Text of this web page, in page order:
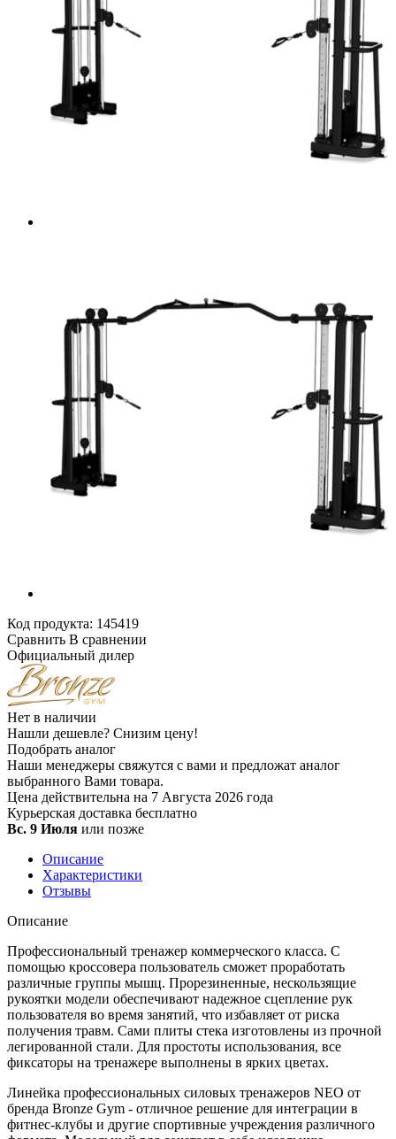
Код продукта: 145419
Сравнить В сравнении
Официальный дилер
Нет в наличии
Нашли дешевле? Снизим цену!
Подобрать аналог
Наши менеджеры свяжутся с вами и предложат аналог
выбранного Вами товара.
Цена действительна на 7 Августа 2026 года
Курьерская доставка бесплатно
Вс. 9 Июля или позже
Описание
Характеристики
Отзывы
Описание
Профессиональный тренажер коммерческого класса. C
помощью кроссовера пользователь сможет проработать
различные группы мышц. Прорезиненные, нескользящие
рукоятки модели обеспечивают надежное сцепление рук
пользователя во время занятий, что избавляет от риска
получения травм. Сами плиты стека изготовлены из прочной
легированной стали. Для простоты использования, все
фиксаторы на тренажере выполнены в ярких цветах.
Линейка профессиональных силовых тренажеров NEO от
бренда Bronze Gym - отличное решение для интеграции в
фитнес-клубы и другие спортивные учреждения различного